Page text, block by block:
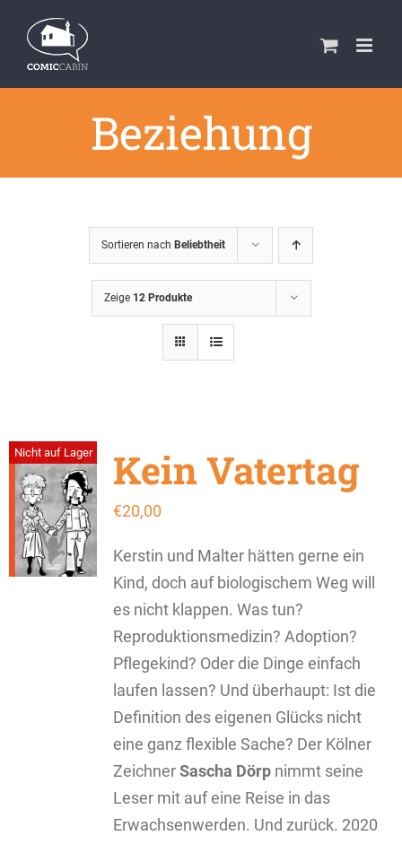
Inhalt
springen
Beziehung
Sortieren nach Beliebtheit
Zeige 12 Produkte
Nicht auf Lager Kein Vatertag
€20,00
Kerstin und Malter hätten gerne ein
Kind, doch auf biologischem Weg will
es nicht klappen. Was tun?
Reproduktionsmedizin? Adoption?
Pflegekind? Oder die Dinge einfach
laufen lassen? Und überhaupt: Ist die
Definition des eigenen Glücks nicht
eine ganz flexible Sache? Der Kölner
ZeichnerSascha Dörpnimmt seine
Leser mit auf eine Reise in das
Erwachsenwerden. Und zurück. 2020